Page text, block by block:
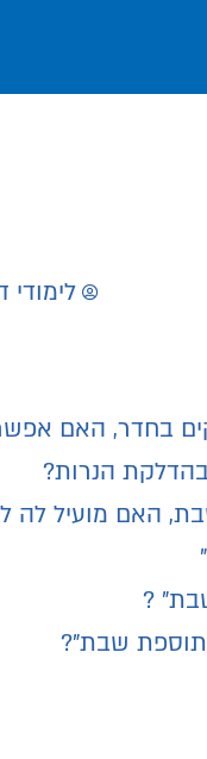
לימודי
בחדר, האם
הנרות?
האם מועיל לה
?
שבת"?